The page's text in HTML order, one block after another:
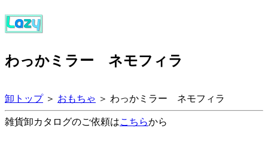
わっかミラー ネモフィラ
卸トップ＞ おもちゃ ＞ わっかミラー ネモフィラ
雑貨卸カタログのご依頼はこちらから